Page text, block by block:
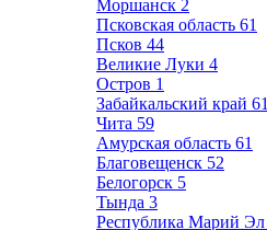
Моршанск 2
Псковская область 61
Псков 44
Великие Луки 4
Остров 1
Забайкальский край 61
Чита 59
Амурская область 61
Благовещенск 52
Белогорск 5
Тында 3
Республика Марий Эл